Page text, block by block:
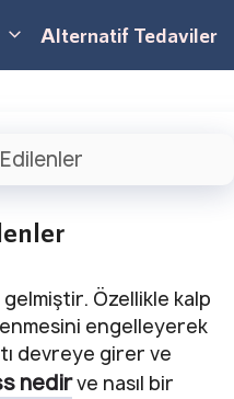
Alternatif Tedaviler
gelmiştir. Özellikle kalp
engelleyerek
devreye girer ve
nedirve nasıl bir